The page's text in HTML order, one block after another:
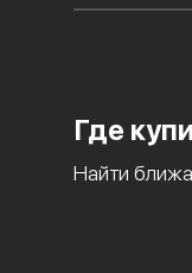
Где
Найти